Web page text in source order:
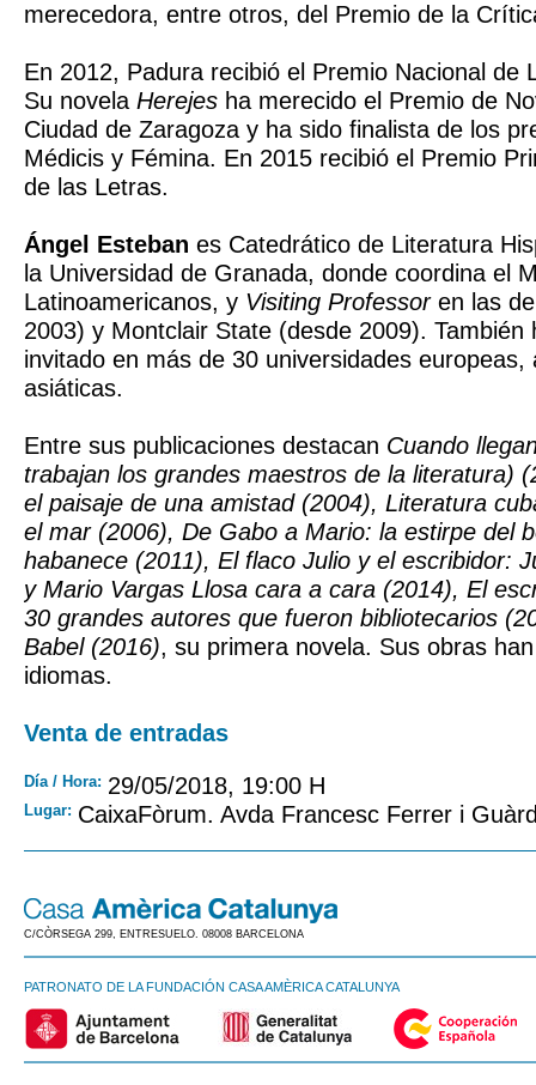
merecedora, entre otros, del Premio de la
En 2012, Padura recibió el Premio Nacional de
Su novela Herejes ha merecido el Premio de
Ciudad de Zaragoza y ha sido finalista de los
Médicis y Fémina. En 2015 recibió el Premio
de las Letras.
Ángel Esteban es Catedrático de Literatura
la Universidad de Granada, donde coordina el
Latinoamericanos, y Visiting Professoren las
2003) y Montclair State (desde 2009). También
invitado en más de 30 universidades europeas,
asiáticas.
Entre sus publicaciones destacan Cuando
trabajan los grandes maestros de la literatura)
el paisaje de una amistad (2004), Literatura
el mar (2006), De Gabo a Mario: la estirpe del
habanece (2011), El flaco Julio y el escribidor:
y Mario Vargas Llosa cara a cara (2014), El
30 grandes autores que fueron bibliotecarios
Babel (2016), su primera novela. Sus obras
idiomas.
Venta de entradas
Día / Hora: 29/05/2018, 19:00 H
Lugar: CaixaFòrum. Avda Francesc Ferrer i
C/CÒRSEGA 299, ENTRESUELO. 08008 BARCELONA
PATRONATO DE LA FUNDACIÓN CASA AMÈRICA CATALUNYA